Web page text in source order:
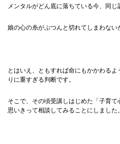
メンタルがどん底に落ちている今、同
娘の心の糸がぷつんと切れてしまわない
とはいえ、ともすれば命にもかかわる
りに重すぎる判断です。
そこで、その頃受講しはじめた「子育て
思いきって相談してみることにしました。